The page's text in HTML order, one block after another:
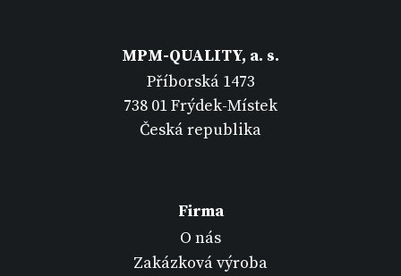
MPM-QUALITY, a. s.
Příborská 1473
738 01 Frýdek-Místek
Česká republika
Firma
O nás
Zakázková výroba